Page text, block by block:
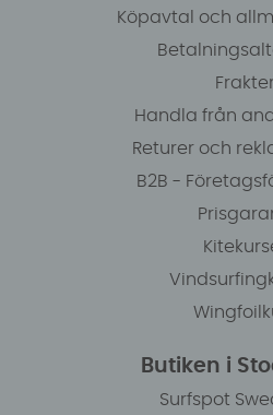
Köpavtal och
Handla från
Returer och
B2B -
Butiken i
Surfspot